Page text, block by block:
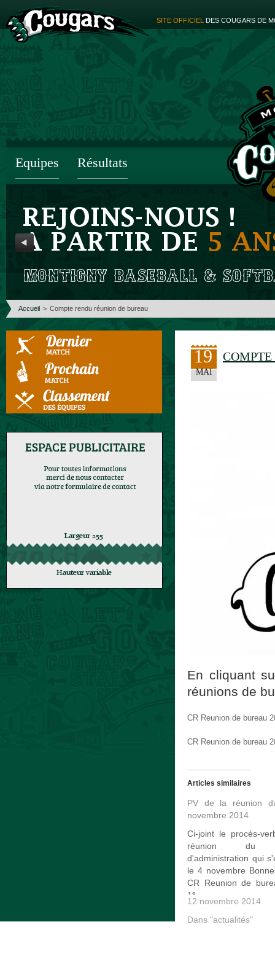
SITE OFFICIEL DES COUGARS DE
Equipes Résultats
Accueil > Compte rendu réunion de bureau
19
MAI
En cliquant
réunions de
CR Reunion de bureau
CR Reunion de bureau
Articles similaires
PV de la réunion
novembre 2014
Ci-joint le procès-
réunion du
d'administration qui
le 4 novembre
CR Reunion de
11
12 novembre 2014
Dans "actualités"